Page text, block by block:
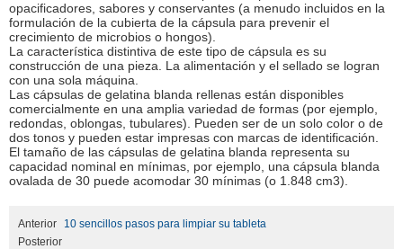
opacificadores, sabores y conservantes (a menudo incluidos en la
formulación de la cubierta de la cápsula para prevenir el
crecimiento de microbios o hongos).
La característica distintiva de este tipo de cápsula es su
construcción de una pieza. La alimentación y el sellado se logran
con una sola máquina.
Las cápsulas de gelatina blanda rellenas están disponibles
comercialmente en una amplia variedad de formas (por ejemplo,
redondas, oblongas, tubulares). Pueden ser de un solo color o de
dos tonos y pueden estar impresas con marcas de identificación.
El tamaño de las cápsulas de gelatina blanda representa su
capacidad nominal en mínimas, por ejemplo, una cápsula blanda
ovalada de 30 puede acomodar 30 mínimas (o 1.848 cm3).
Anterior
10 sencillos pasos para limpiar su tableta
Posterior